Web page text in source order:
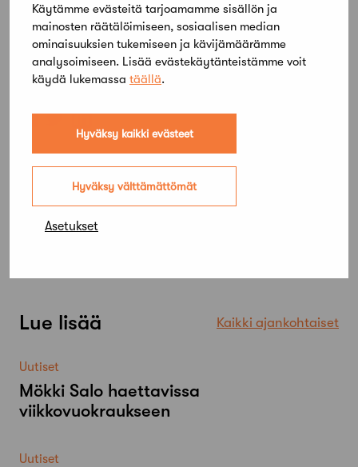
Käytämme evästeitä tarjoamamme sisällön ja
mainosten räätälöimiseen, sosiaalisen median
ominaisuuksien tukemiseen ja kävijämäärämme
analysoimiseen. Lisää evästekäytänteistämme voit
käydä lukemassa täällä.
Hyväksy kaikki evästeet
Hyväksy välttämättömät
Asetukset
21.9.2017
Takaisin
Jaa artikkeli
Lue lisää Kaikki ajankohtaiset
Uutiset
Mökki Salo haettavissa
viikkovuokraukseen
Uutiset